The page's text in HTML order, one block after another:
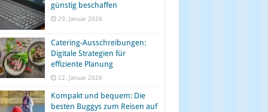
günstig beschaffen
29. Januar 2026
Catering-Ausschreibungen:
Digitale Strategien für
effiziente Planung
22. Januar 2026
Kompakt und bequem: Die
besten Buggys zum Reisen auf